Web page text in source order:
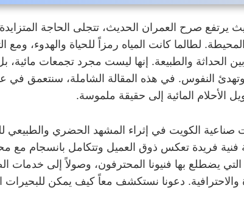
يرتفع صرح العمران الحديث، تتجلى الحاجة
لطالما كانت المياه رمزاً للحياة والهدوء،
بين الحداثة والطبيعة. إنها ليست مجرد تجمعات
النفوس. في هذه المقالة الشاملة، سنتعمق في
الأحلام المائية إلى حقيقة ملموسة.
صناعية الكويت في إثراء المشهد الحضري
فريدة تعكس ذوق العميل وتتكامل بانسجام مع
التي يضطلع بها فنيونا المحترفون، وصولاً إلى خدمات
والاحترافية. دعونا نستكشف معاً كيف يمكن